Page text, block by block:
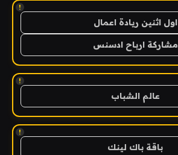
!
اول اثنين ريادة اعمال
مشاركة ارباح ادسنس
!
عالم الشباب
!
باقة باك لينك